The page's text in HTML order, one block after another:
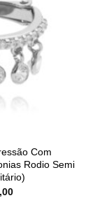
Com
Rodio Semi